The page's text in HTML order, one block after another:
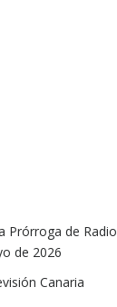
Prórroga de Radio
de 2026
Canaria